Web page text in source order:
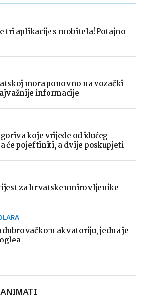
tri aplikacije s mobitela! Potajno
mora ponovno na vozački
informacije
koje vrijede od idućeg
će pojeftiniti, a dvije poskupjeti
za hrvatske umirovljenike
dubrovačkom akvatoriju, jedna je